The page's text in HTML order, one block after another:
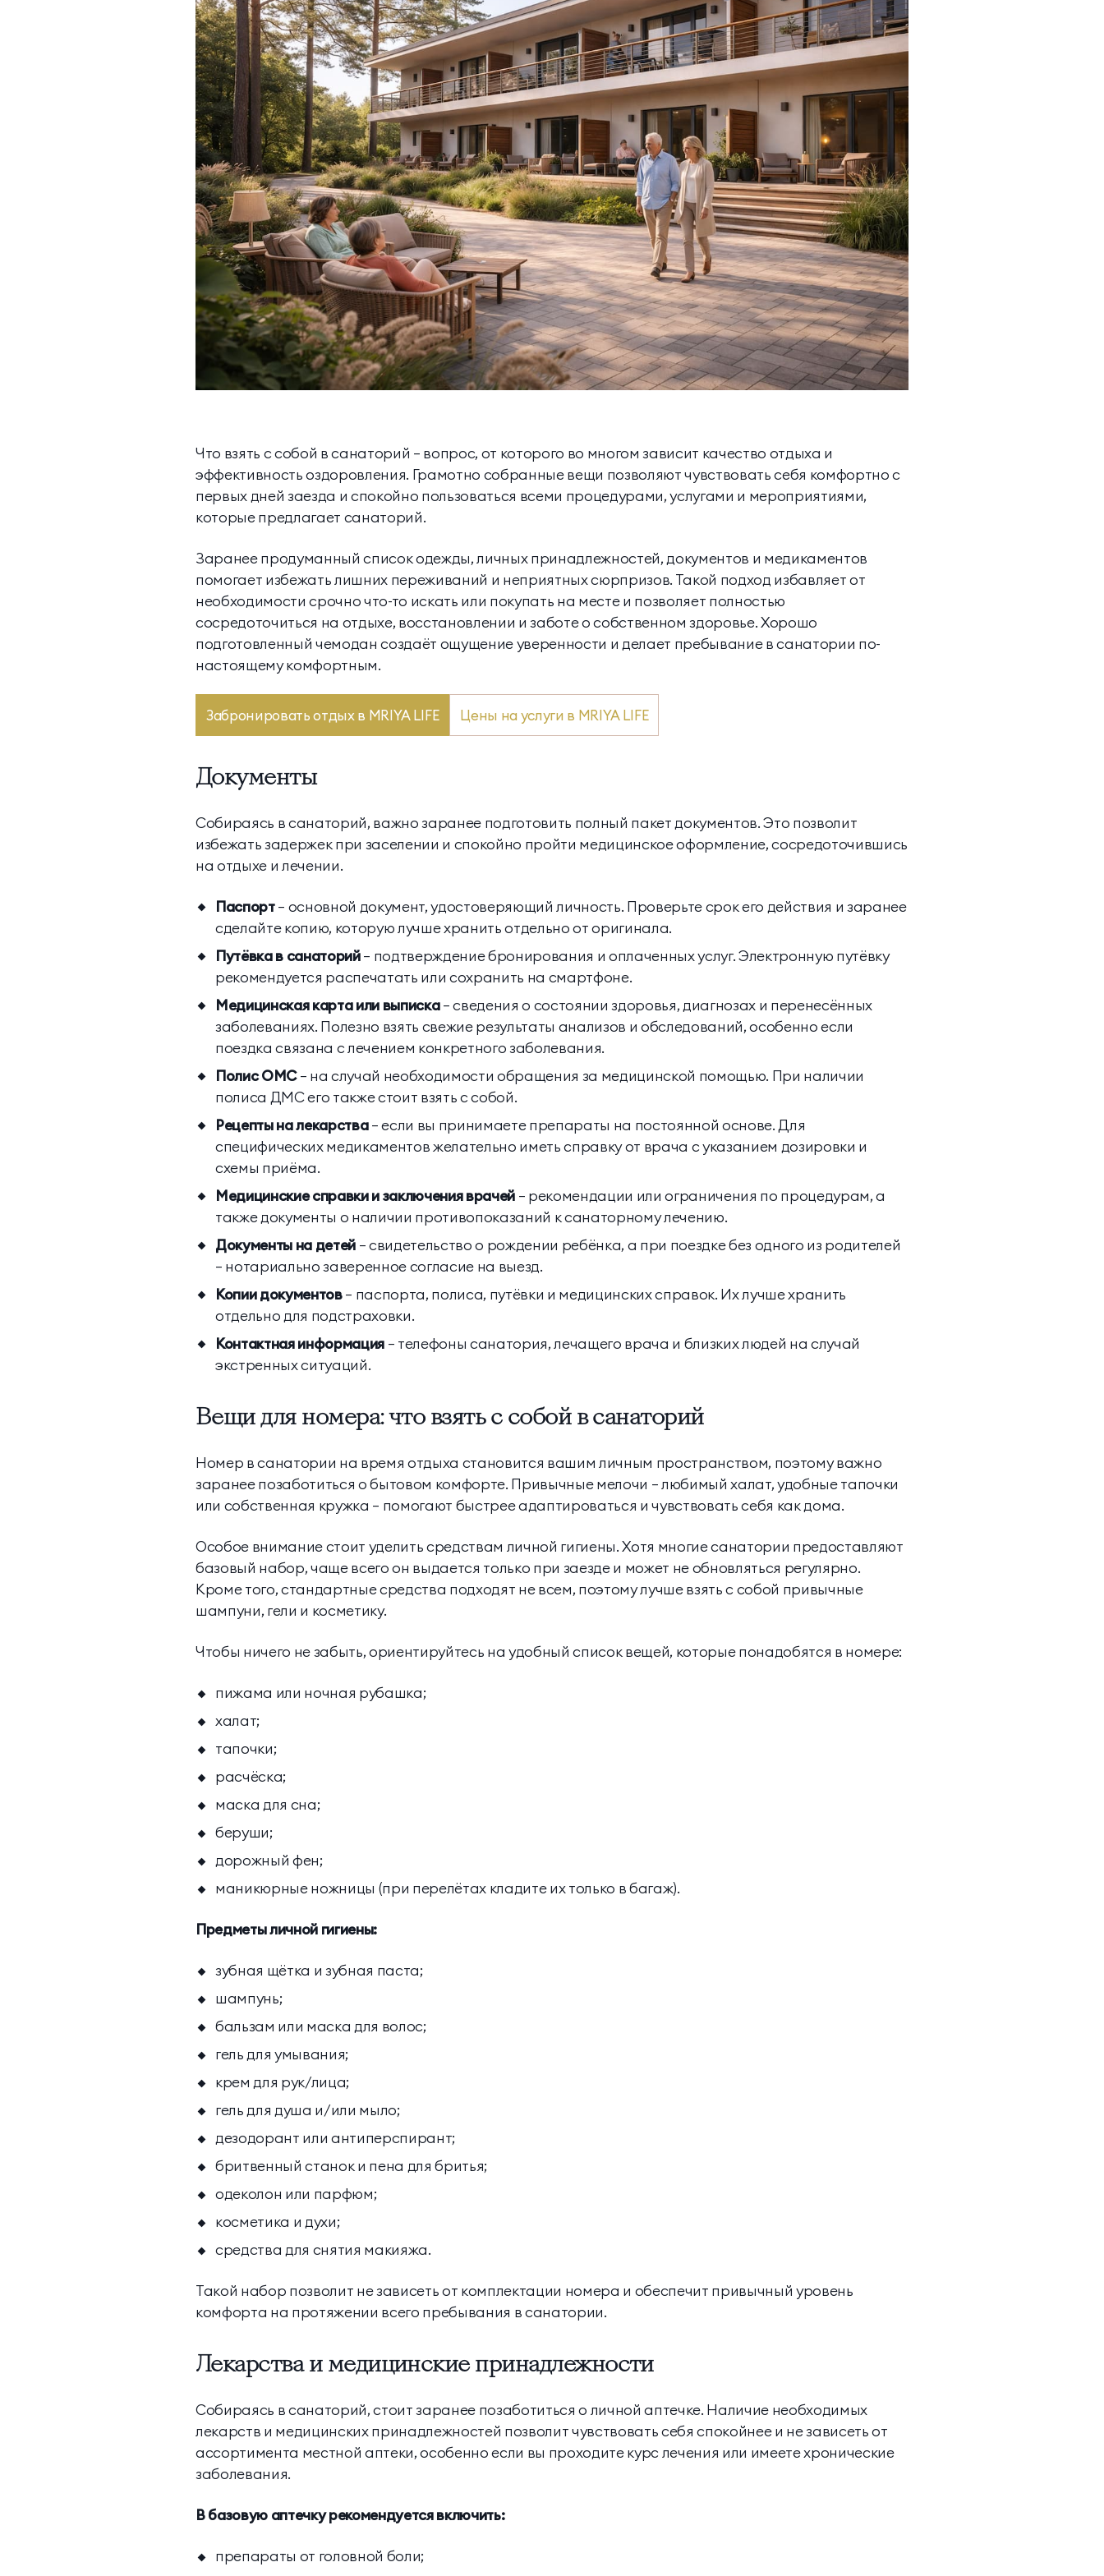
Что взять с собой в санаторий — вопрос, от которого во многом зависит качество отдыха и
эффективность оздоровления. Грамотно собранные вещи позволяют чувствовать себя комфортно с
первых дней заезда и спокойно пользоваться всеми процедурами, услугами и мероприятиями,
которые предлагает санаторий.
Заранее продуманный список одежды, личных принадлежностей, документов и медикаментов
помогает избежать лишних переживаний и неприятных сюрпризов. Такой подход избавляет от
необходимости срочно что-то искать или покупать на месте и позволяет полностью
сосредоточиться на отдыхе, восстановлении и заботе о собственном здоровье. Хорошо
подготовленный чемодан создаёт ощущение уверенности и делает пребывание в санатории по-
настоящему комфортным.
Забронировать отдых в MRIYA LIFE Цены на услуги в MRIYA LIFE
Документы
Собираясь в санаторий, важно заранее подготовить полный пакет документов. Это позволит
избежать задержек при заселении и спокойно пройти медицинское оформление, сосредоточившись
на отдыхе и лечении.
Паспорт— основной документ, удостоверяющий личность. Проверьте срок его действия и заранее
сделайте копию, которую лучше хранить отдельно от оригинала.
Путёвка в санаторий— подтверждение бронирования и оплаченных услуг. Электронную путёвку
рекомендуется распечатать или сохранить на смартфоне.
Медицинская карта или выписка— сведения о состоянии здоровья, диагнозах и перенесённых
заболеваниях. Полезно взять свежие результаты анализов и обследований, особенно если
поездка связана с лечением конкретного заболевания.
Полис ОМС— на случай необходимости обращения за медицинской помощью. При наличии
полиса ДМС его также стоит взять с собой.
Рецепты на лекарства— если вы принимаете препараты на постоянной основе. Для
специфических медикаментов желательно иметь справку от врача с указанием дозировки и
схемы приёма.
Медицинские справки и заключения врачей— рекомендации или ограничения по процедурам, а
также документы о наличии противопоказаний к санаторному лечению.
Документы на детей— свидетельство о рождении ребёнка, а при поездке без одного из родителей
— нотариально заверенное согласие на выезд.
Копии документов— паспорта, полиса, путёвки и медицинских справок. Их лучше хранить
отдельно для подстраховки.
Контактная информация— телефоны санатория, лечащего врача и близких людей на случай
экстренных ситуаций.
Вещи для номера: что взять с собой в санаторий
Номер в санатории на время отдыха становится вашим личным пространством, поэтому важно
заранее позаботиться о бытовом комфорте. Привычные мелочи — любимый халат, удобные тапочки
или собственная кружка — помогают быстрее адаптироваться и чувствовать себя как дома.
Особое внимание стоит уделить средствам личной гигиены. Хотя многие санатории предоставляют
базовый набор, чаще всего он выдается только при заезде и может не обновляться регулярно.
Кроме того, стандартные средства подходят не всем, поэтому лучше взять с собой привычные
шампуни, гели и косметику.
Чтобы ничего не забыть, ориентируйтесь на удобный список вещей, которые понадобятся в номере:
пижама или ночная рубашка;
халат;
тапочки;
расчёска;
маска для сна;
беруши;
дорожный фен;
маникюрные ножницы (при перелётах кладите их только в багаж).
Предметы личной гигиены:
зубная щётка и зубная паста;
шампунь;
бальзам или маска для волос;
гель для умывания;
крем для рук/лица;
гель для душа и/или мыло;
дезодорант или антиперспирант;
бритвенный станок и пена для бритья;
одеколон или парфюм;
косметика и духи;
средства для снятия макияжа.
Такой набор позволит не зависеть от комплектации номера и обеспечит привычный уровень
комфорта на протяжении всего пребывания в санатории.
Лекарства и медицинские принадлежности
Собираясь в санаторий, стоит заранее позаботиться о личной аптечке. Наличие необходимых
лекарств и медицинских принадлежностей позволит чувствовать себя спокойнее и не зависеть от
ассортимента местной аптеки, особенно если вы проходите курс лечения или имеете хронические
заболевания.
В базовую аптечку рекомендуется включить:
препараты от головной боли;
Подробнее
Классические
программы
Комплексная
диагностика
Инфузионные коктейли
Экспресс-программы
Апартаменты
Апартаменты «Имение
Сёгуна»
SPA-апартаменты
Виллы
Императорские виллы Президентские виллы Семейные виллы
Винные виллы
Президентские винные
виллы
Семейные винные
виллы
МЕССЕНДЖЕРЫ И СОЦ. СЕТИ